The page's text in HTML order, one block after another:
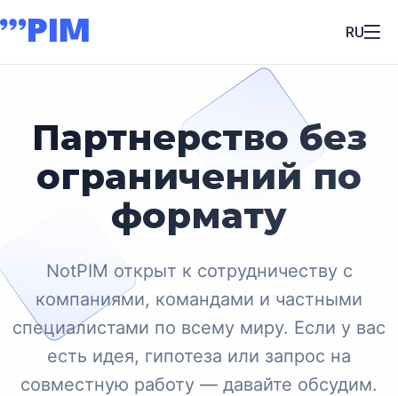
RU
Партнерство без
ограничений по
формату
NotPIM открыт к сотрудничеству с
компаниями, командами и частными
специалистами по всему миру. Если у вас
есть идея, гипотеза или запрос на
совместную работу — давайте обсудим.